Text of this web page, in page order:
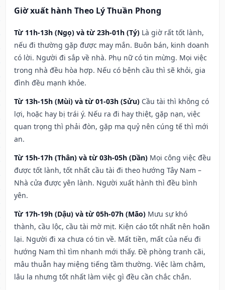
Giờ xuất hành Theo Lý Thuần Phong
Từ 11h-13h (Ngọ) và từ 23h-01h (Tý) Là giờ rất tốt lành,
nếu đi thường gặp được may mắn. Buôn bán, kinh doanh
có lời. Người đi sắp về nhà. Phụ nữ có tin mừng. Mọi việc
trong nhà đều hòa hợp. Nếu có bệnh cầu thì sẽ khỏi, gia
đình đều mạnh khỏe.
Từ 13h-15h (Mùi) và từ 01-03h (Sửu) Cầu tài thì không có
lợi, hoặc hay bị trái ý. Nếu ra đi hay thiệt, gặp nạn, việc
quan trọng thì phải đòn, gặp ma quỷ nên cúng tế thì mới
an.
Từ 15h-17h (Thân) và từ 03h-05h (Dần) Mọi công việc đều
được tốt lành, tốt nhất cầu tài đi theo hướng Tây Nam –
Nhà cửa được yên lành. Người xuất hành thì đều bình
yên.
Từ 17h-19h (Dậu) và từ 05h-07h (Mão) Mưu sự khó
thành, cầu lộc, cầu tài mờ mịt. Kiện cáo tốt nhất nên hoãn
lại. Người đi xa chưa có tin về. Mất tiền, mất của nếu đi
hướng Nam thì tìm nhanh mới thấy. Đề phòng tranh cãi,
mâu thuẫn hay miệng tiếng tầm thường. Việc làm chậm,
lâu la nhưng tốt nhất làm việc gì đều cần chắc chắn.